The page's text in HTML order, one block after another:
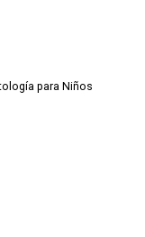
para Niños